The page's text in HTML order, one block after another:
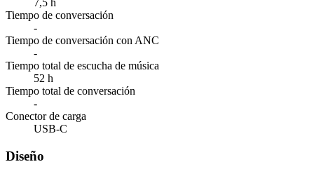
Tiempo de conversación
-
Tiempo de conversación con ANC
-
Tiempo total de escucha de música
52 h
Tiempo total de conversación
-
Conector de carga
USB-C
Diseño